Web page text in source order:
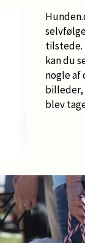
tilstede.
kan du
nogle af
billeder,
blev